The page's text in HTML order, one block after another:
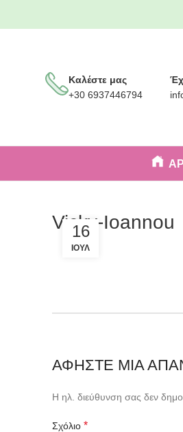
Καλέστε μας
+30 6937446794
Vicky-Ioannou
16
ΙΟΎΛ
ΑΦΉΣΤΕ ΜΙΑ
Η ηλ. διεύθυνση σας δεν
Σχόλιο *